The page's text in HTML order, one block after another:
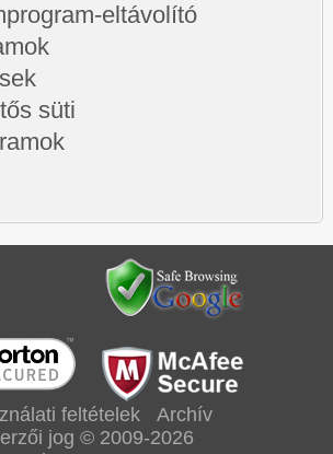
eltávolító
süti
feltételek
Archív
jog © 2009-2026